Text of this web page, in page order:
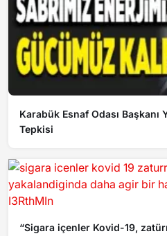
Karabük Esnaf Odası Başkanı
Tepkisi
“Sigara içenler Kovid-19,